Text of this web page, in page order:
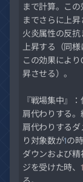
まで計算。こ
までさらに上昇
火炎属性の反
上昇する（同
この効果によ
昇させる）。
『戦場集中』
肩代わりする。
肩代わりする
り対象数が1の
ダウンおよび
ジを受けた時、